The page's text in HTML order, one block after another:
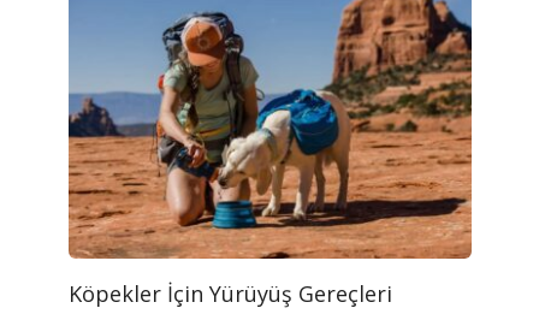
Köpekler İçin Yürüyüş Gereçleri